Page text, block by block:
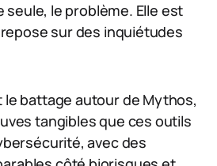
seule, le problème. Elle est
sur des inquiétudes
le battage autour de Mythos,
tangibles que ces outils
avec des